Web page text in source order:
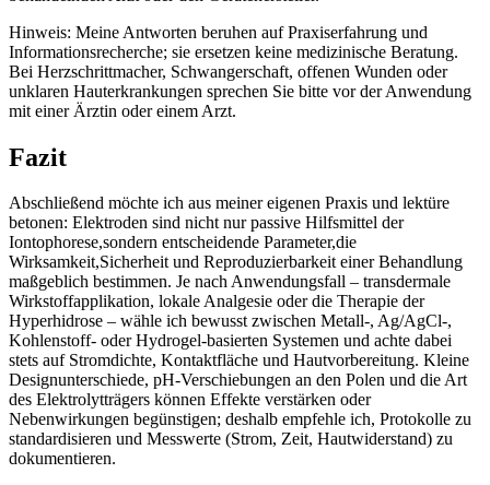
Hinweis:⁣ Meine Antworten‍ beruhen auf Praxiserfahrung und
Informationsrecherche; ⁢sie⁣ ersetzen keine ​medizinische Beratung.
Bei​ Herzschrittmacher, Schwangerschaft, ‍offenen ⁣Wunden oder
unklaren Hauterkrankungen ⁣sprechen ‍Sie bitte ⁣vor der Anwendung
mit einer⁤ Ärztin oder einem ‌Arzt.‌
Fazit
Abschließend möchte ich aus meiner eigenen Praxis‌ und‍ lektüre
betonen: Elektroden sind ‌nicht ​nur‌ passive Hilfsmittel der
Iontophorese,sondern entscheidende Parameter,die
Wirksamkeit,Sicherheit⁢ und Reproduzierbarkeit einer Behandlung
⁣maßgeblich bestimmen. Je⁤ nach Anwendungsfall​ – transdermale
Wirkstoffapplikation, lokale Analgesie oder​ die⁤ Therapie der
Hyperhidrose – wähle⁣ ich bewusst zwischen Metall-,⁢ Ag/AgCl-,
Kohlenstoff- oder Hydrogel-basierten Systemen und⁢ achte dabei
stets auf Stromdichte, Kontaktfläche und ⁣Hautvorbereitung. ⁣Kleine
Designunterschiede, pH‑Verschiebungen⁣ an den Polen ​und die Art
des Elektrolytträgers können‍ Effekte verstärken oder ​
Nebenwirkungen begünstigen; deshalb empfehle ich,⁣ Protokolle zu
standardisieren und Messwerte (Strom,‌ Zeit, Hautwiderstand) zu ​
dokumentieren.